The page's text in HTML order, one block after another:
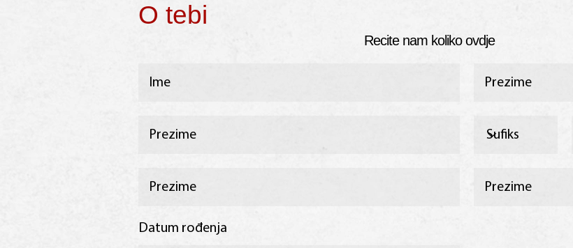
O tebi
Recite nam koliko ovdje
Datum rođenja